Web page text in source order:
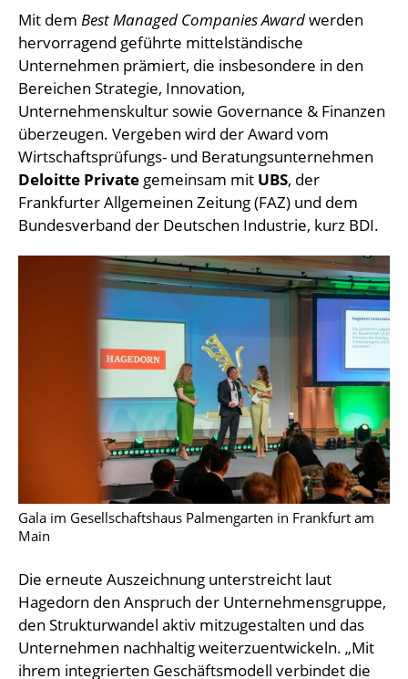
Mit dem Best Managed Companies Awardwerden
hervorragend geführte mittelständische
Unternehmen prämiert, die insbesondere in den
Bereichen Strategie, Innovation,
Unternehmenskultur sowie Governance & Finanzen
überzeugen. Vergeben wird der Award vom
Wirtschaftsprüfungs- und Beratungsunternehmen
Deloitte Private gemeinsam mit UBS, der
Frankfurter Allgemeinen Zeitung (FAZ) und dem
Bundesverband der Deutschen Industrie, kurz BDI.
Gala im Gesellschaftshaus Palmengarten in Frankfurt am
Main
Die erneute Auszeichnung unterstreicht laut
Hagedorn den Anspruch der Unternehmensgruppe,
den Strukturwandel aktiv mitzugestalten und das
Unternehmen nachhaltig weiterzuentwickeln. „Mit
ihrem integrierten Geschäftsmodell verbindet die